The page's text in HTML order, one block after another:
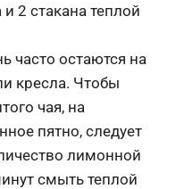
2 стакана теплой
часто остаются на
кресла. Чтобы
чая, на
пятно, следует
лимонной
смыть теплой